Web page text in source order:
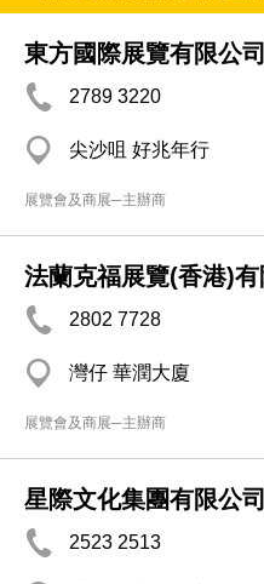
東方國際展覽有限公司
2789 3220
尖沙咀 好兆年行
展覽會及商展─主辦商
法蘭克福展覽(香港)有
2802 7728
灣仔 華潤大廈
展覽會及商展─主辦商
星際文化集團有限公司
2523 2513